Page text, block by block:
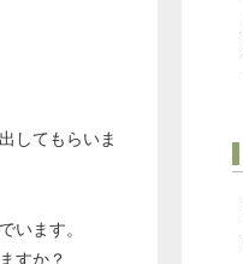
してもらいま
います。
すか？